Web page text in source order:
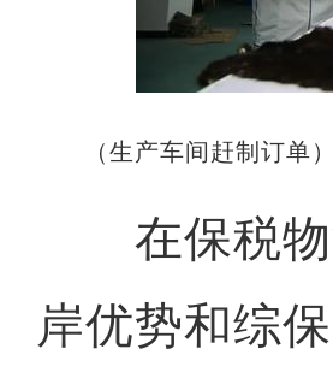
（生产车间赶制订单）
在保税物
岸优势和综